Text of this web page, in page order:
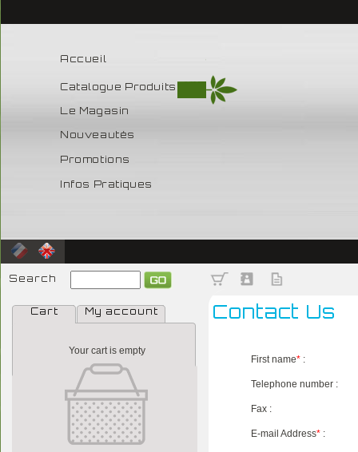
Accueil
Catalogue Produits
Le Magasin
Nouveautés
Promotions
Infos Pratiques
Search
Cart My account
Your cart is empty
Contact Us
First name* :
Telephone number :
Fax :
E-mail Address* :